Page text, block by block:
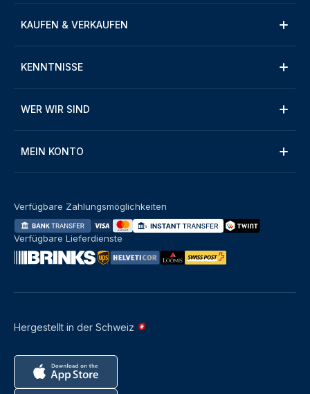
KAUFEN & VERKAUFEN
KENNTNISSE
WER WIR SIND
MEIN KONTO
Hergestellt in der Schweiz
Verfügbare Zahlungsmöglichkeiten
Verfügbare Lieferdienste